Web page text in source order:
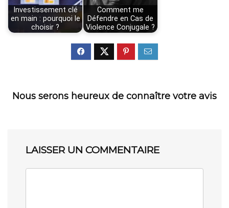
Investissement clé
en main : pourquoi le
choisir ?
Comment me
Défendre en Cas de
Violence Conjugale ?
Nous serons heureux de connaître votre avis
LAISSER UN COMMENTAIRE